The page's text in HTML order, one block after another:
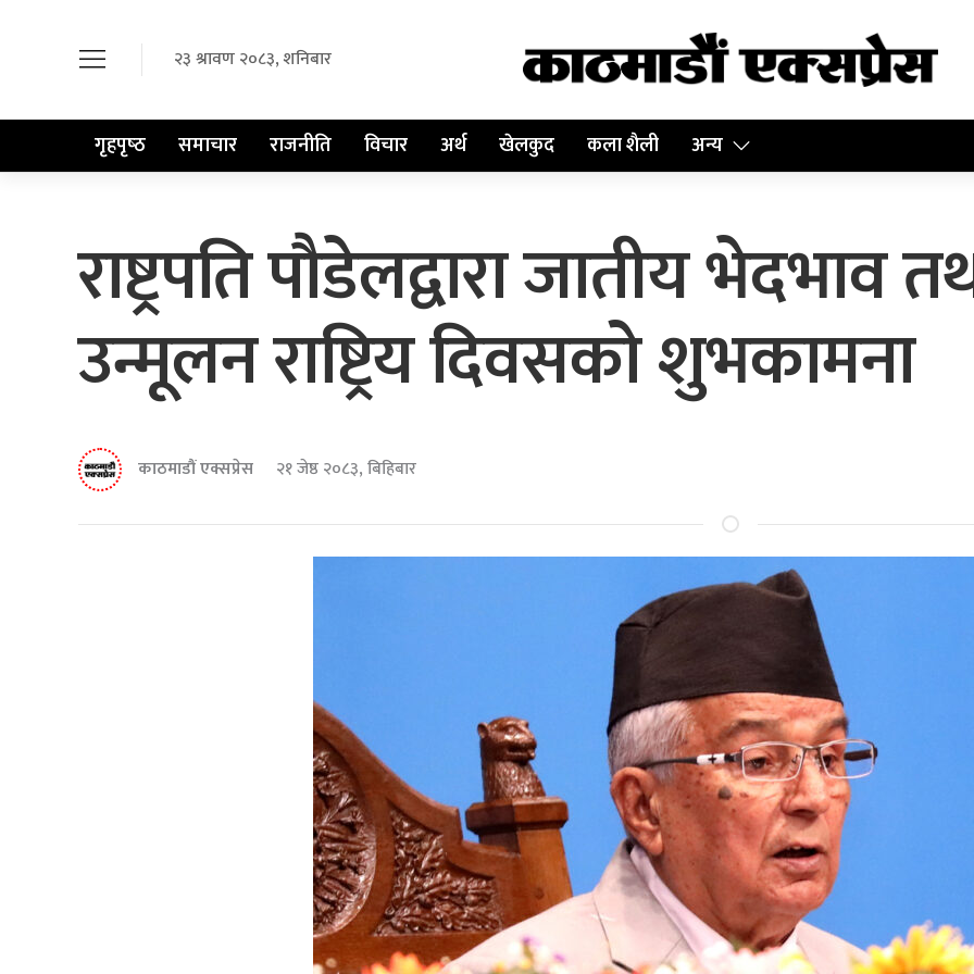
२३ श्रावण २०८३, शनिबार
गृहपृष्‍ठ समाचार राजनीति विचार अर्थ खेलकुद कला शैली अन्य
राष्ट्रपति पौडेलद्वारा जातीय भेदभाव
उन्मूलन राष्ट्रिय दिवसको शुभकामना
काठमाडौं एक्सप्रेस २१ जेष्ठ २०८३, बिहिबार